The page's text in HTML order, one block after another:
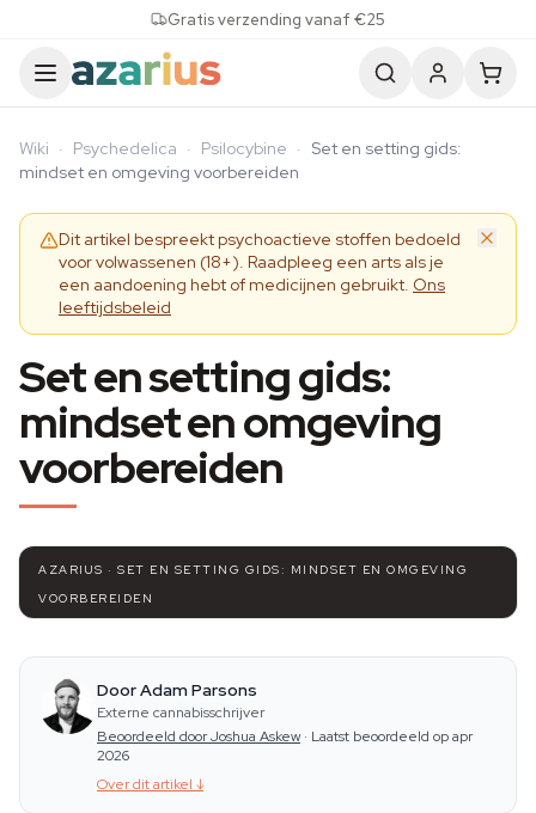
Gratis verzending vanaf €25
Wiki · Psychedelica · Psilocybine · Set en setting gids:
mindset en omgeving voorbereiden
Dit artikel bespreekt psychoactieve stoffen bedoeld
voor volwassenen (18+). Raadpleeg een arts als je
een aandoening hebt of medicijnen gebruikt. Ons
leeftijdsbeleid
Set en setting gids:
mindset en omgeving
voorbereiden
AZARIUS · SET EN SETTING GIDS: MINDSET EN OMGEVING
VOORBEREIDEN
Door Adam Parsons
Externe cannabisschrijver
Beoordeeld door Joshua Askew · Laatst beoordeeld op apr
2026
Over dit artikel ↓